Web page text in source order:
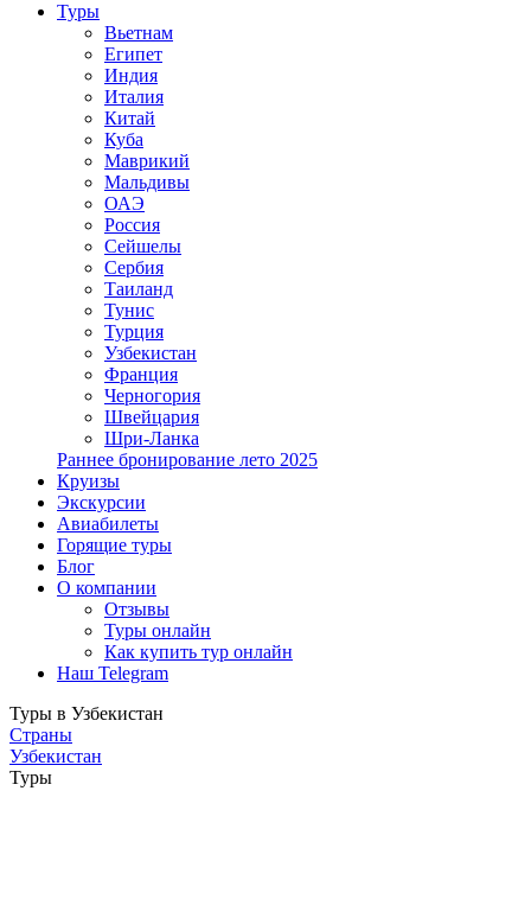
Туры
Вьетнам
Египет
Индия
Италия
Китай
Куба
Маврикий
Мальдивы
ОАЭ
Россия
Сейшелы
Сербия
Таиланд
Тунис
Турция
Узбекистан
Франция
Черногория
Швейцария
Шри-Ланка
Раннее бронирование лето 2025
Круизы
Экскурсии
Авиабилеты
Горящие туры
Блог
О компании
Отзывы
Туры онлайн
Как купить тур онлайн
Наш Telegram
Туры в Узбекистан
Страны
Узбекистан
Туры